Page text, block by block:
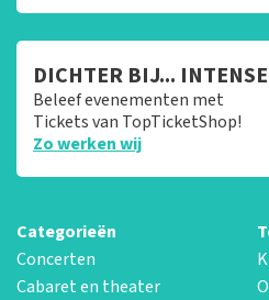
DICHTER BIJ...
Beleef evenementen met
Tickets van TopTicketShop!
Zo werken wij
Categorieën
Concerten
Cabaret en theater